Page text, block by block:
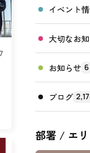
高齢者向け
施設等に通って
福祉器具（車いす
処遇
イベント
大切なお
お知らせ 6
ブログ
部署 / エ